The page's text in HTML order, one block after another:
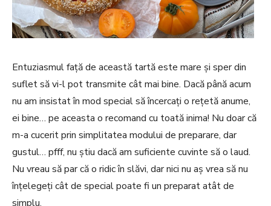
Entuziasmul față de această tartă este mare și sper din
suflet să vi-l pot transmite cât mai bine. Dacă până acum
nu am insistat în mod special să încercați o rețetă anume,
ei bine… pe aceasta o recomand cu toată inima! Nu doar că
m-a cucerit prin simplitatea modului de preparare, dar
gustul… pfff, nu știu dacă am suficiente cuvinte să o laud.
Nu vreau să par că o ridic în slăvi, dar nici nu aș vrea să nu
înțelegeți cât de special poate fi un preparat atât de
simplu.